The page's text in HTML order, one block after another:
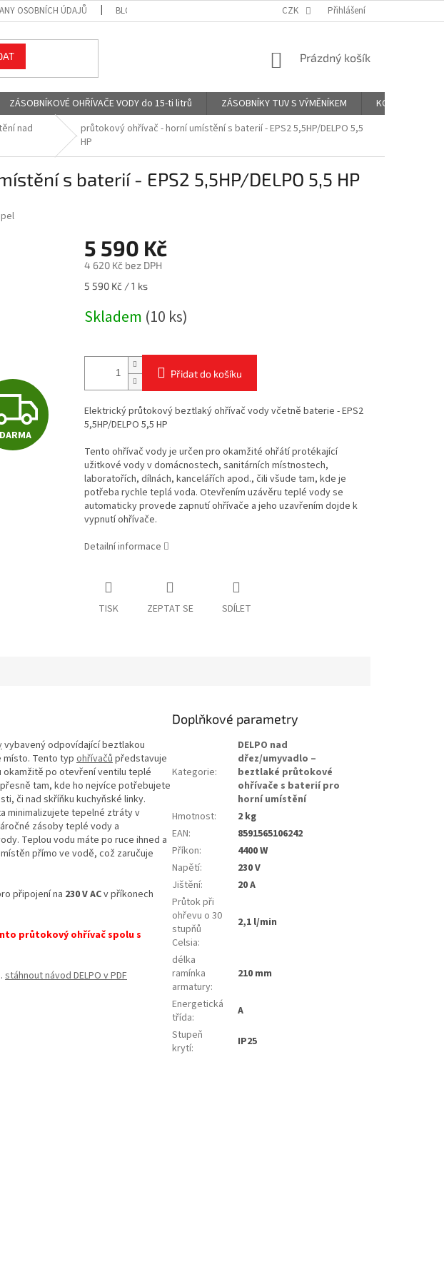
OSOBNÍCH ÚDAJŮ BLOG - KOMENTÁŘE UŽIVATELŮ CZK Přihlášení
NÁKUPNÍ
Prázdný košík
ZÁSOBNÍKOVÉ OHŘÍVAČE VODY do 15-ti litrů ZÁSOBNÍKY TUV S VÝMĚNÍKEM KOMBINOVANÉ
nad
průtokový ohřívač - horní umístění s baterií - EPS2 5,5HP/DELPO 5,5
HP
s baterií - EPS2 5,5HP/DELPO 5,5 HP
Z
D
5 590 Kč
4 620 Kč bez DPH
Měrná
5 590 Kč / 1 ks
Skladem (10 ks)
Přidat do košíku
Elektrický průtokový beztlaký ohřívač vody včetně baterie - EPS2
5,5HP/DELPO 5,5 HP
Tento ohřívač vody je určen pro okamžité ohřátí protékající
užitkové vody v domácnostech, sanitárních místnostech,
laboratořích, dílnách, kancelářích apod., čili všude tam, kde je
potřeba rychle teplá voda. Otevřením uzávěru teplé vody se
automaticky provede zapnutí ohřívače a jeho uzavřením dojde k
vypnutí ohřívače.
Detailní informace
TISK ZEPTAT SE SDÍLET
vybavený odpovídající beztlakou
Tento typ ohřívačůpředstavuje
po otevření ventilu teplé
tam, kde ho nejvíce potřebujete
či nad skříňku kuchyňské linky.
minimalizujete tepelné ztráty v
zásoby teplé vody a
Teplou vodu máte po ruce ihned a
přímo ve vodě, což zaručuje
připojení na 230 V ACv příkonech
průtokový ohřívač spolu s
stáhnout návod DELPO v PDF
Doplňkové parametry
Kategorie:
DELPO nad
dřez/umyvadlo –
beztlaké průtokové
ohřívače s baterií pro
horní umístění
Hmotnost:
2 kg
EAN:
8591565106242
Příkon:
4400 W
Napětí:
230 V
Jištění:
20 A
Průtok při
ohřevu o 30
stupňů
Celsia:
2,1 l/min
délka
ramínka
armatury:
210 mm
Energetická
třída:
A
Stupeň
krytí: IP25